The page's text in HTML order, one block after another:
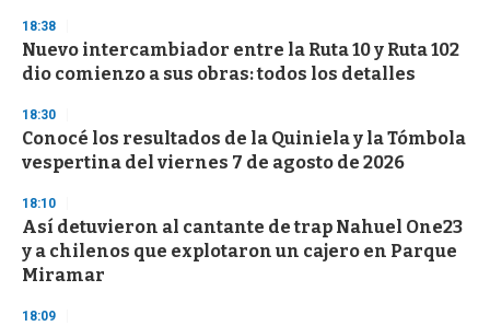
s
e
c
o
d
s
18:38
Nuevo intercambiador entre la Ruta 10 y Ruta 102
dio comienzo a sus obras: todos los detalles
18:30
Conocé los resultados de la Quiniela y la Tómbola
vespertina del viernes 7 de agosto de 2026
18:10
Así detuvieron al cantante de trap Nahuel One23
y a chilenos que explotaron un cajero en Parque
Miramar
18:09